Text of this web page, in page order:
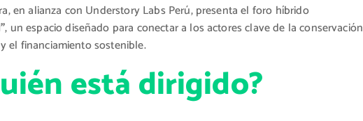
en alianza con Understory Labs Perú, presenta el foro híbrido
, un espacio diseñado para conectar a los actores clave de la conservación
el financiamiento sostenible.
está dirigido?